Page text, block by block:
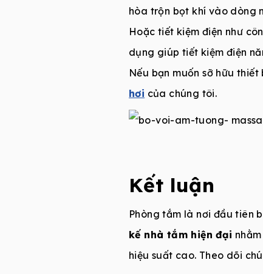
hòa trộn bọt khí vào dòng
Hoặc tiết kiệm điện như
dụng giúp tiết kiệm điện
Nếu bạn muốn sỡ hữu
hơi của chúng tôi.
Kết luận
Phòng tắm là nơi đầu tiên
kế nhà tắm hiện đại
hiệu suất cao. Theo dõi